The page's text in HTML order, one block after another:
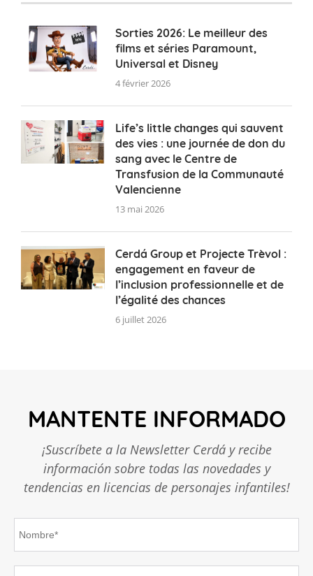
Sorties 2026: Le meilleur des
films et séries Paramount,
Universal et Disney
4 février 2026
Life’s little changes qui sauvent
des vies : une journée de don du
sang avec le Centre de
Transfusion de la Communauté
Valencienne
13 mai 2026
Cerdá Group et Projecte Trèvol :
engagement en faveur de
l’inclusion professionnelle et de
l’égalité des chances
6 juillet 2026
MANTENTE INFORMADO
¡Suscríbete a la Newsletter Cerdá y recibe
información sobre todas las novedades y
tendencias en licencias de personajes infantiles!